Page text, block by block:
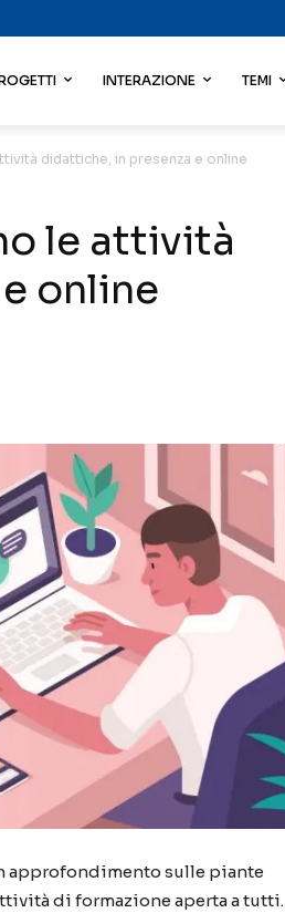
INTERAZIONE TEMI
didattiche, in presenza e online
le attività
online
approfondimento sulle piante
di formazione aperta a tutti.